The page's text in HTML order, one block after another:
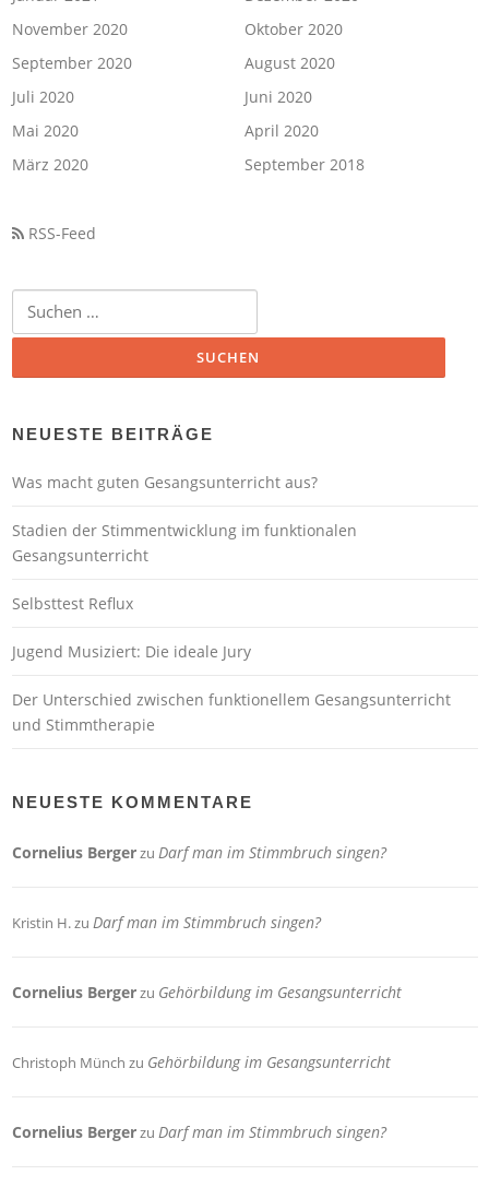
November 2020
Oktober 2020
September 2020
August 2020
Juli 2020
Juni 2020
Mai 2020
April 2020
März 2020
September 2018
RSS-Feed
nach:
NEUESTE BEITRÄGE
Was macht guten Gesangsunterricht aus?
Stadien der Stimmentwicklung im funktionalen
Gesangsunterricht
Selbsttest Reflux
Jugend Musiziert: Die ideale Jury
Der Unterschied zwischen funktionellem Gesangsunterricht
und Stimmtherapie
NEUESTE KOMMENTARE
Cornelius Bergerzu Darf man im Stimmbruch singen?
Kristin H.zu Darf man im Stimmbruch singen?
Cornelius Bergerzu Gehörbildung im Gesangsunterricht
Christoph Münch zu Gehörbildung im Gesangsunterricht
Cornelius Bergerzu Darf man im Stimmbruch singen?